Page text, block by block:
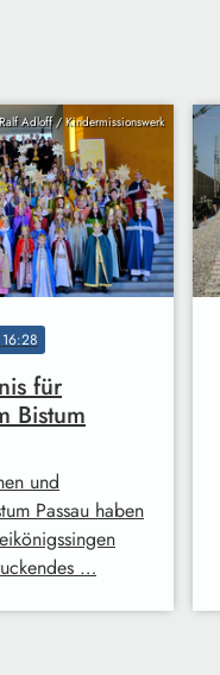
Adloff / Kindermissionswerk
für
Bistum
und
Passau haben
…